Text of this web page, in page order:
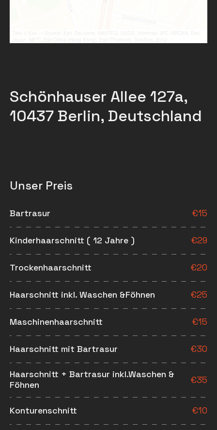
Schönhauser Allee 127a,
10437 Berlin, Deutschland
Unser Preis
Bartrasur €15
Kinderhaarschnitt ( 12 Jahre ) €29
Trockenhaarschnitt €20
Haarschnitt inkl. Waschen &Föhnen €25
Maschinenhaarschnitt €15
Haarschnitt mit Bartrasur €30
Haarschnitt + Bartrasur inkl.Waschen &
Föhnen
€35
Konturenschnitt €10